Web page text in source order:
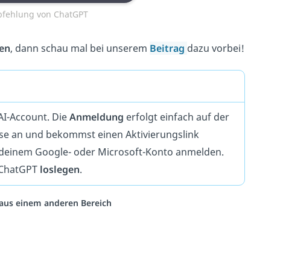
von ChatGPT
, dann schau mal bei unserem Beitrag dazu vorbei!
Account. DieAnmeldung erfolgt einfach auf der
an und bekommst einen Aktivierungslink
Google- oder Microsoft-Konto anmelden.
loslegen.
einem anderen Bereich